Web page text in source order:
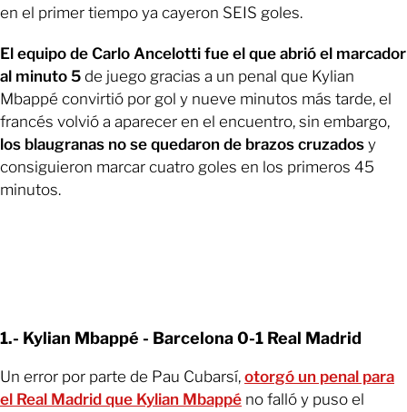
en el primer tiempo ya cayeron SEIS goles.
El equipo de Carlo Ancelotti fue el que abrió el marcador
al minuto 5 de juego gracias a un penal que Kylian
Mbappé convirtió por gol y nueve minutos más tarde, el
francés volvió a aparecer en el encuentro, sin embargo,
los blaugranas no se quedaron de brazos cruzados y
consiguieron marcar cuatro goles en los primeros 45
minutos.
1.- Kylian Mbappé - Barcelona 0-1 Real Madrid
Un error por parte de Pau Cubarsí, otorgó un penal para
el Real Madrid que Kylian Mbappé no falló y puso el